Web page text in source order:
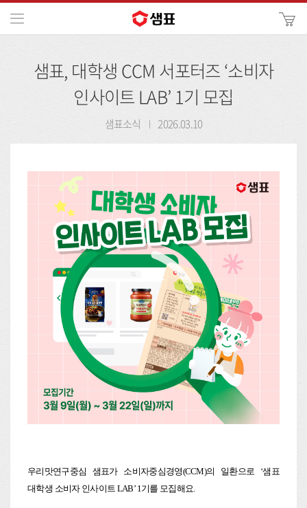
색
샘표, 대학생 CCM 서포터즈 ‘소비자
인사이트 LAB’ 1기 모집
샘표소식 2026.03.10
우리맛연구중심 샘표가 소비자중심경영(CCM)의 일환으로 ‘샘표
대학생 소비자 인사이트 LAB’ 1기를 모집해요.